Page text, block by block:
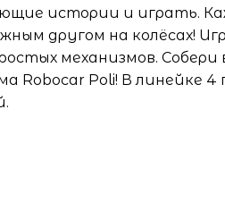
истории и играть.
другом на колёсах!
механизмов. Собери
Poli! В линейке 4